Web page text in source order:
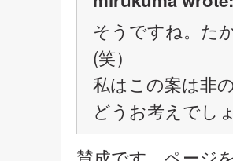
そうですね。た
(笑）
私はこの案は非
どうお考えでし